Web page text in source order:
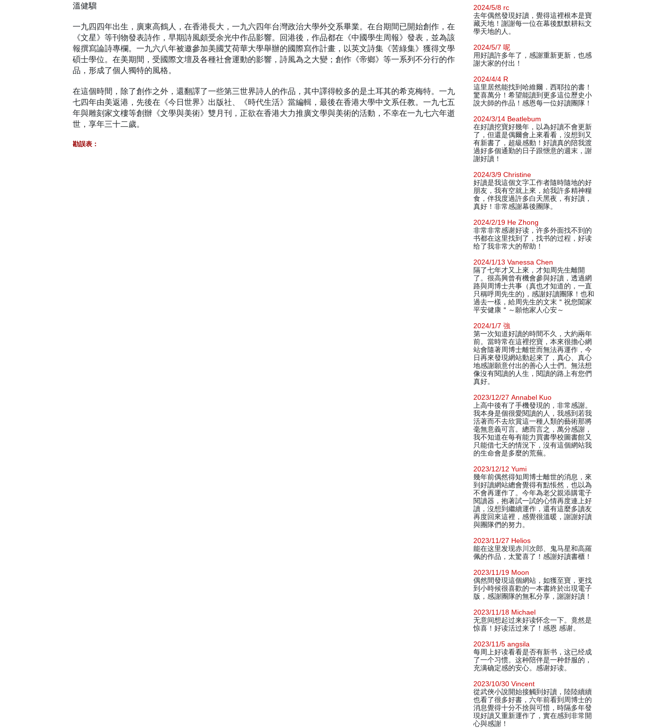
溫健騮
一九四四年出生，廣東高鶴人，在香港長大，一九六四年台灣政治大學外交系畢業。在台期間已開始創作，在
《文星》等刊物發表詩作，早期詩風頗受余光中作品影響。回港後，作品都在《中國學生周報》發表，並為該
報撰寫論詩專欄。一九六八年被邀參加美國艾荷華大學舉辦的國際寫作計畫，以英文詩集《苦綠集》獲得文學
碩士學位。在美期間，受國際文壇及各種社會運動的影響，詩風為之大變；創作《帝鄉》等一系列不分行的作
品，形成了個人獨特的風格。
在這個時間，除了創作之外，還翻譯了一些第三世界詩人的作品，其中譯得較多的是土耳其的希克梅特。一九
七四年由美返港，先後在《今日世界》出版社、《時代生活》當編輯，最後在香港大學中文系任教。一九七五
年與雕刻家文樓等創辦《文學與美術》雙月刊，正欲在香港大力推廣文學與美術的活動，不幸在一九七六年逝
世，享年三十二歲。
勘誤表：
2024/5/8 rc
去年偶然發現好讀，覺得這裡根本是寶
藏天地！謝謝每一位在幕後默默耕耘文
學天地的人。
2024/5/7 呢
用好讀許多年了，感謝重新更新，也感
謝大家的付出！
2024/4/4 R
這里居然能找到哈維爾．西耶拉的書！
驚喜萬分！希望能讀到更多這位歷史小
說大師的作品！感恩每一位好讀團隊！
2024/3/14 Beatlebum
在好讀挖寶好幾年，以為好讀不會更新
了，但還是偶爾會上來看看，沒想到又
有新書了，超級感動！好讀真的陪我渡
過好多個通勤的日子跟愜意的週末，謝
謝好讀！
2024/3/9 Christine
好讀是我這個文字工作者隨時隨地的好
朋友，我有空就上來，給我許多精神糧
食，伴我度過許多白天黑夜，有好讀，
真好！非常感謝幕後團隊。
2024/2/19 He Zhong
非常非常感谢好读，许多外面找不到的
书都在这里找到了，找书的过程，好读
给了我非常大的帮助！
2024/1/13 Vanessa Chen
隔了七年才又上來，才知周先生離開
了。很高興曾有機會參與好讀，透過網
路與周博士共事（真也才知道的，一直
只稱呼周先生的)，感謝好讀團隊！也和
過去一樣，給周先生的文末＂祝您闔家
平安健康＂～願他家人心安～
2024/1/7 強
第一次知道好讀的時間不久，大約兩年
前。當時常在這裡挖寶，本來很擔心網
站會隨著周博士離世而無法再運作，今
日再來發現網站動起來了，真心、真心
地感謝願意付出的善心人士們。無法想
像沒有閱讀的人生，閱讀的路上有您們
真好。
2023/12/27 Annabel Kuo
上高中後有了手機發現的，非常感謝。
我本身是個很愛閱讀的人，我感到若我
活著而不去欣賞這一種人類的藝術那將
毫無意義可言。總而言之，萬分感謝，
我不知道在每有能力買書學校圖書館又
只能借七天的情況下，沒有這個網站我
的生命會是多麼的荒蕪。
2023/12/12 Yumi
幾年前偶然得知周博士離世的消息，來
到好讀網站總會覺得有點悵然，也以為
不會再運作了。今年為老父親添購電子
閱讀器，抱著試一試的心情再度連上好
讀，沒想到繼續運作，還有這麼多讀友
再度回來這裡，感覺很溫暖，謝謝好讀
與團隊們的努力。
2023/11/27 Helios
能在这里发现赤川次郎、鬼马星和高羅
佩的作品，太驚喜了！感謝好讀書櫃！
2023/11/19 Moon
偶然間發現這個網站，如獲至寶，更找
到小時候很喜歡的一本書終於出現電子
版，感謝團隊的無私分享，謝謝好讀！
2023/11/18 Michael
无意间想起过来好读怀念一下。竟然是
惊喜！好读活过来了！感恩 感谢。
2023/11/5 angsila
每周上好读看看是否有新书，这已经成
了一个习惯。这种陪伴是一种舒服的，
充满确定感的安心。感谢好读。
2023/10/30 Vincent
從武俠小說開始接觸到好讀，陸陸續續
也看了很多好書，六年前看到周博士的
消息覺得十分不捨與可惜，時隔多年發
現好讀又重新運作了，實在感到非常開
心與感謝！